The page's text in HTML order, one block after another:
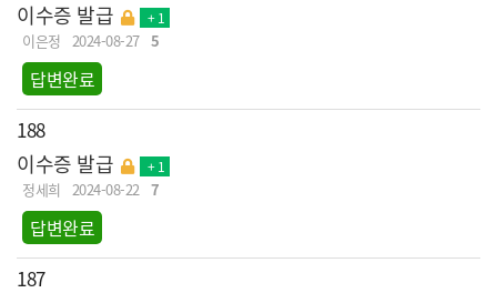
이수증 발급 + 1
이은정 2024-08-27 5
답변완료
188
이수증 발급 + 1
정세희 2024-08-22 7
답변완료
187